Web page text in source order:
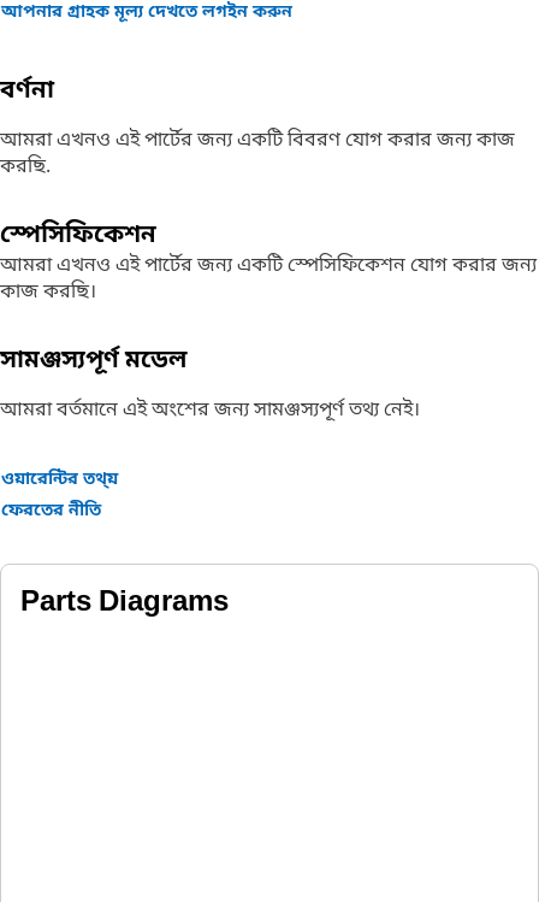
আপনার গ্রাহক মূল্য দেখতে লগইন করুন
বর্ণনা
আমরা এখনও এই পার্টের জন্য একটি বিবরণ যোগ করার জন্য কাজ
করছি.
স্পেসিফিকেশন
আমরা এখনও এই পার্টের জন্য একটি স্পেসিফিকেশন যোগ করার জন্য
কাজ করছি।
সামঞ্জস্যপূর্ণ মডেল
আমরা বর্তমানে এই অংশের জন্য সামঞ্জস্যপূর্ণ তথ্য নেই।
ওয়ারেন্টির তথ্য়
ফেরতের নীতি
Parts Diagrams